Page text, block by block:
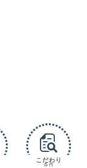
こだわり
条件